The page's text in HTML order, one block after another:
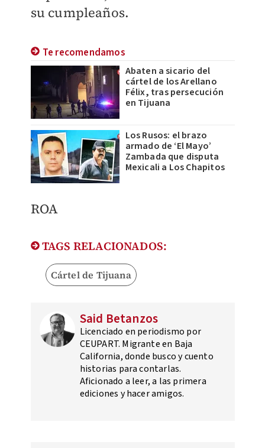
su cumpleaños.
Te recomendamos
Abaten a sicario del
cártel de los Arellano
Félix, tras persecución
en Tijuana
Los Rusos: el brazo
armado de ‘El Mayo’
Zambada que disputa
Mexicali a Los Chapitos
ROA
TAGS RELACIONADOS:
Cártel de Tijuana
Said Betanzos
Licenciado en periodismo por
CEUPART. Migrante en Baja
California, donde busco y cuento
historias para contarlas.
Aficionado a leer, a las primera
ediciones y hacer amigos.